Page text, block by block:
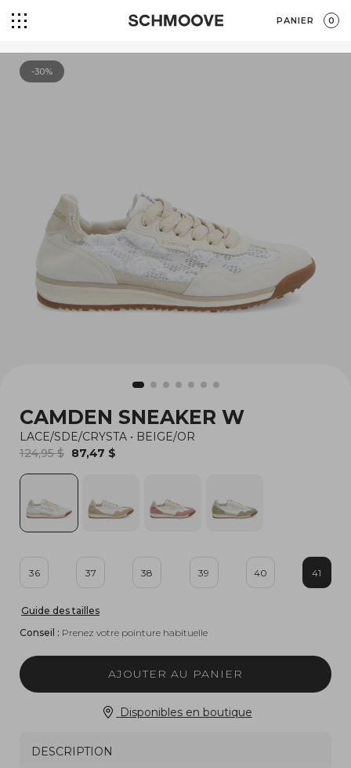
PANIER 0
-30%
CAMDEN SNEAKER W
LACE/SDE/CRYSTA • BEIGE/OR
124,95 $ 87,47 $
36 37 38 39 40 41
Guide des tailles
Conseil : Prenez votre pointure habituelle
AJOUTER AU PANIER
Disponibles en boutique
DESCRIPTION